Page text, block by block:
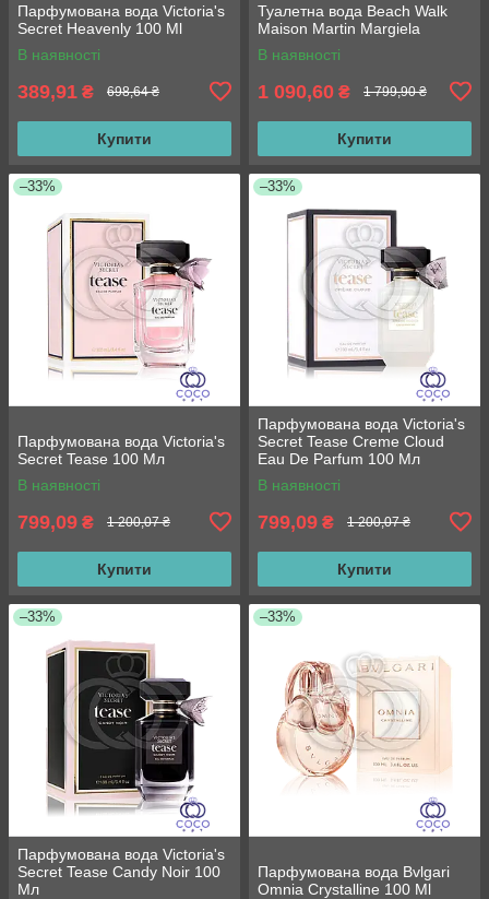
Парфумована вода Victoria's
Secret Heavenly 100 Ml
В наявності
389,91 ₴ 698,64 ₴
Купити
Туалетна вода Beach Walk
Maison Martin Margiela
В наявності
1 090,60 ₴ 1 799,90 ₴
Купити
–33%
Парфумована вода Victoria's
Secret Tease 100 Мл
В наявності
799,09 ₴ 1 200,07 ₴
Купити
–33%
Парфумована вода Victoria's
Secret Tease Creme Cloud
Eau De Parfum 100 Мл
В наявності
799,09 ₴ 1 200,07 ₴
Купити
–33%
Парфумована вода Victoria's
Secret Tease Candy Noir 100
Мл
–33%
Парфумована вода Bvlgari
Omnia Crystalline 100 Ml